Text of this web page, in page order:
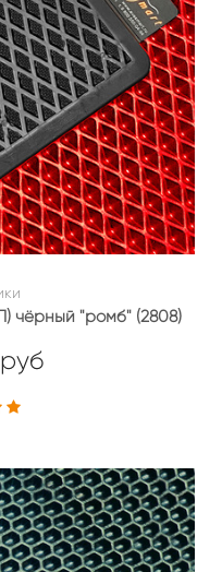
чёрный "ромб" (2808)